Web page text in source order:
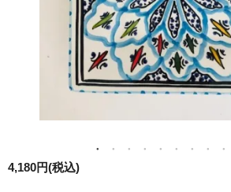
4,180円(税込)